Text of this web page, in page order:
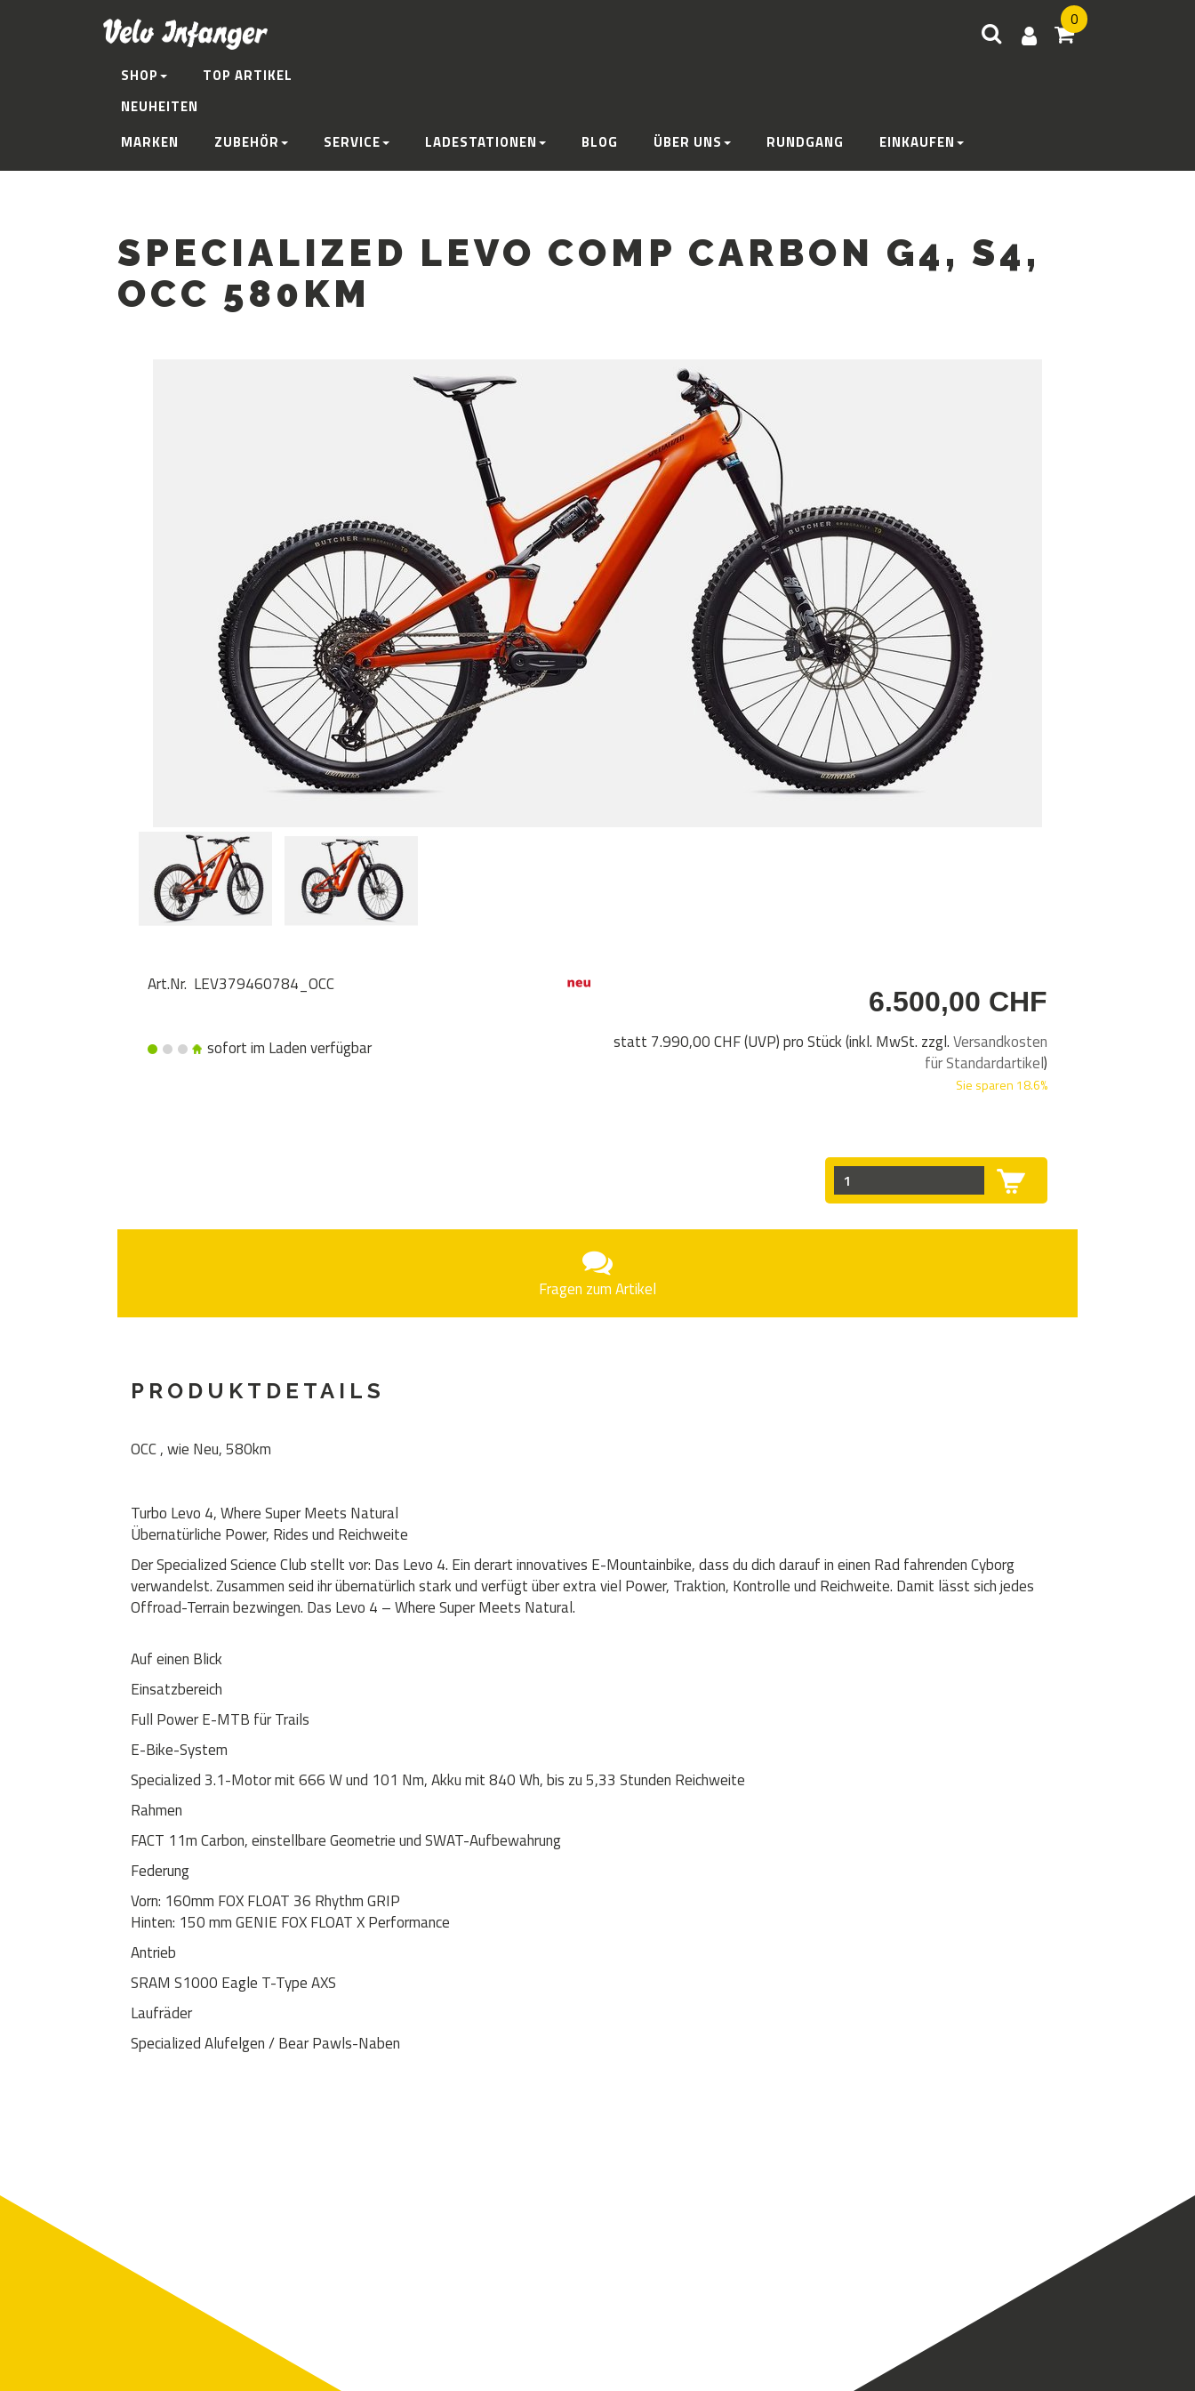
0
SHOP
TOP ARTIKEL
NEUHEITEN
MARKEN
ZUBEHÖR SERVICE LADESTATIONEN BLOG ÜBER UNS RUNDGANG EINKAUFEN
SPECIALIZED LEVO COMP CARBON G4, S4,
OCC 580KM
Art.Nr. LEV379460784_OCC
sofort im Laden verfügbar
6.500,00 CHF
statt 7.990,00 CHF(UVP) pro Stück (inkl. MwSt. zzgl.Versandkosten
für Standardartikel)
Sie sparen 18.6%
Fragen zum Artikel
PRODUKTDETAILS
OCC , wie Neu, 580km
Turbo Levo 4, Where Super Meets Natural
Übernatürliche Power, Rides und Reichweite
Der Specialized Science Club stellt vor: Das Levo 4. Ein derart innovatives E-Mountainbike, dass du dich darauf in einen Rad fahrenden Cyborg
verwandelst. Zusammen seid ihr übernatürlich stark und verfügt über extra viel Power, Traktion, Kontrolle und Reichweite. Damit lässt sich jedes
Offroad-Terrain bezwingen. Das Levo 4 – Where Super Meets Natural.
Auf einen Blick
Einsatzbereich
Full Power E-MTB für Trails
E-Bike-System
Specialized 3.1-Motor mit 666 W und 101 Nm, Akku mit 840 Wh, bis zu 5,33 Stunden Reichweite
Rahmen
FACT 11m Carbon, einstellbare Geometrie und SWAT-Aufbewahrung
Federung
Vorn: 160mm FOX FLOAT 36 Rhythm GRIP
Hinten: 150 mm GENIE FOX FLOAT X Performance
Antrieb
SRAM S1000 Eagle T-Type AXS
Laufräder
Specialized Alufelgen / Bear Pawls-Naben